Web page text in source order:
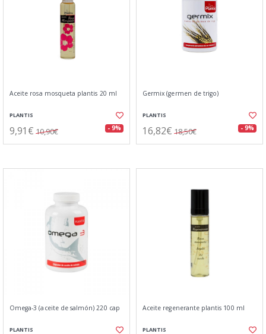
Aceite rosa mosqueta plantis 20 ml
PLANTIS
9,91€ 10,90€ - 9%
Germix (germen de trigo)
PLANTIS
16,82€ 18,50€ - 9%
Omega-3 (aceite de salmón) 220 cap
PLANTIS
Aceite regenerante plantis 100 ml
PLANTIS